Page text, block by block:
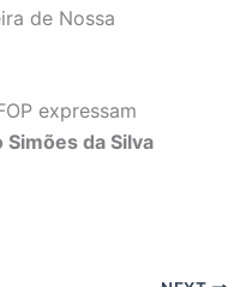
de Nossa
expressam
da Silva